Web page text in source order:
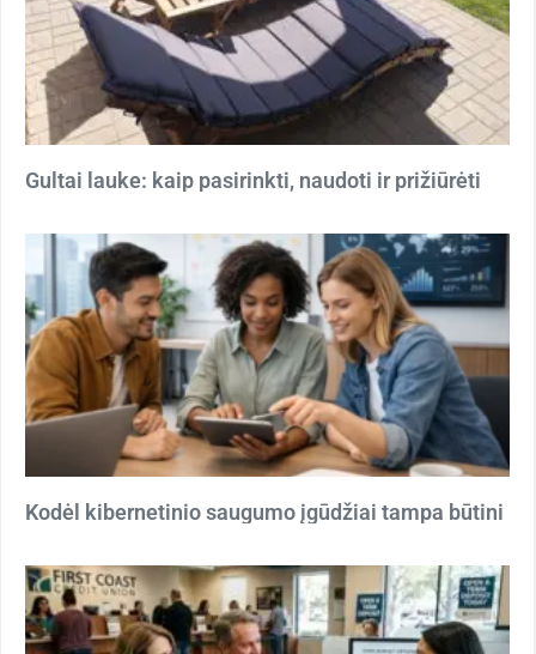
Gultai lauke: kaip pasirinkti, naudoti ir prižiūrėti
Kodėl kibernetinio saugumo įgūdžiai tampa būtini